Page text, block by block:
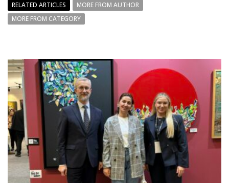
RELATED ARTICLES
MORE FROM AUTHOR
MORE FROM CATEGORY